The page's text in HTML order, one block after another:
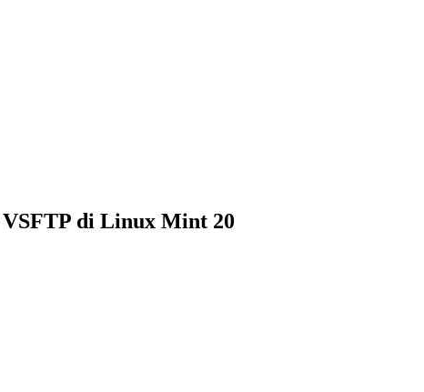
di Linux Mint 20